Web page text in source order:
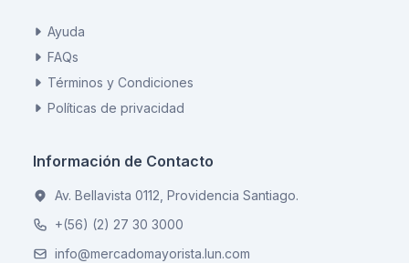
Ayuda
FAQs
Términos y Condiciones
Políticas de privacidad
Información de Contacto
Av. Bellavista 0112, Providencia Santiago.
+(56) (2) 27 30 3000
info@mercadomayorista.lun.com